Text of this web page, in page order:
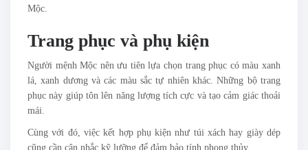
Mộc.
Trang phục và phụ kiện
Người mệnh Mộc nên ưu tiên lựa chọn trang phục có màu xanh
lá, xanh dương và các màu sắc tự nhiên khác. Những bộ trang
phục này giúp tôn lên năng lượng tích cực và tạo cảm giác thoải
mái.
Cùng với đó, việc kết hợp phụ kiện như túi xách hay giày dép
cũng cần cân nhắc kỹ lưỡng để đảm bảo tính phong thủy.